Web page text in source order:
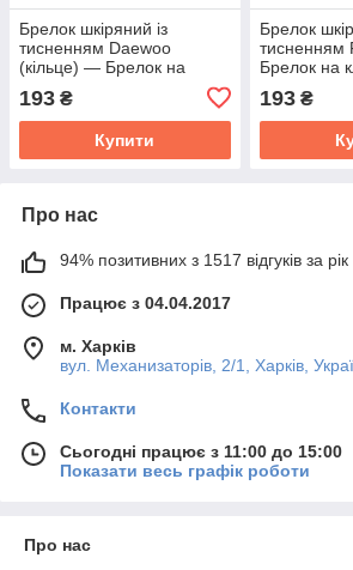
Брелок шкіряний із
тисненням Daewoo
(кільце) — Брелок на
193 ₴
Купити
Брелок
тисненням
Брелок на
193₴
Про нас
94% позитивних з 1517 відгуків за рік
Працює з 04.04.2017
м. Харків
вул. Механизаторів, 2/1, Харків,
Контакти
Сьогодні працює з 11:00 до 15:00
Показати весь графік роботи
Про нас